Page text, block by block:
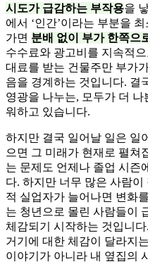
시도가 급감하는 부작용을
에서 ‘인간’이라는 부분을
가면 분배 없이 부가 한쪽으
수수료와 광고비를 지속적
대료를 받는 건물주만 부가
음을 경계하는 것입니다. 결
영광을 나누는, 모두가 더
워하고 있습니다.
하지만 결국 일어날 일은 일
으면 그 미래가 현재로 펼쳐
는 문제도 언제나 졸업 시즌
다. 하지만 너무 많은 사람
적 실업자가 늘어나면 변화
는 청년으로 몰린 사람들이
체감되기 시작하는 것입니
거기에 대한 체감이 달라지
이야기가 아니라 내 옆집의